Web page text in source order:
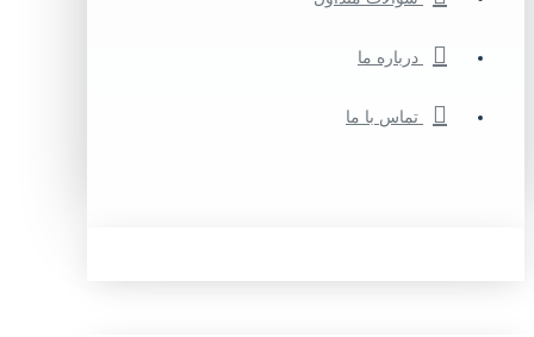
درباره ما
تماس با ما